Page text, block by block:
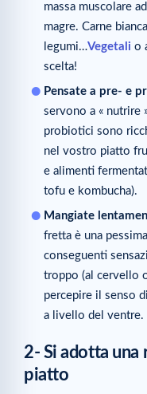
massa muscolare
magre. Carne
legumi…Vegetali o
scelta!
Pensate a pre- e
servono a « nutrire
probiotici sono
nel vostro piatto
e alimenti
tofu e kombucha).
Mangiate
fretta è una
conseguenti
troppo (al cervello
percepire il senso
a livello del ventre.
2- Si adotta
piatto